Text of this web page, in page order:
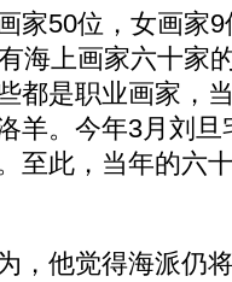
50位，女画家9
海上画家六十家
都是职业画家，
羊。今年3月刘
至此，当年的六
他觉得海派仍